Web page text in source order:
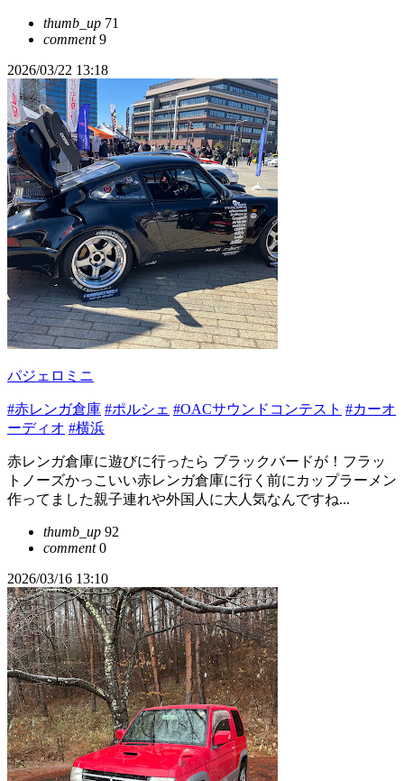
thumb_up 71
comment9
2026/03/22 13:18
パジェロミニ
#赤レンガ倉庫 #ポルシェ #OACサウンドコンテスト #カーオ
ーディオ #横浜
赤レンガ倉庫に遊びに行ったら ブラックバードが！フラッ
トノーズかっこいい赤レンガ倉庫に行く前にカップラーメン
作ってました親子連れや外国人に大人気なんですね...
thumb_up 92
comment0
2026/03/16 13:10